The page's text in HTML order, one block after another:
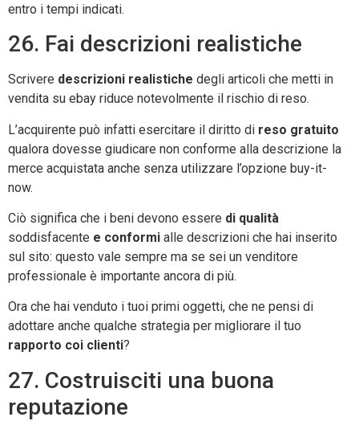
entro i tempi indicati.
26. Fai descrizioni realistiche
Scrivere descrizioni realistiche degli articoli che metti in
vendita su ebay riduce notevolmente il rischio di reso.
L’acquirente può infatti esercitare il diritto di reso gratuito
qualora dovesse giudicare non conforme alla descrizione la
merce acquistata anche senza utilizzare l’opzione buy-it-
now.
Ciò significa che i beni devono essere di qualità
soddisfacente e conformi alle descrizioni che hai inserito
sul sito: questo vale sempre ma se sei un venditore
professionale è importante ancora di più.
Ora che hai venduto i tuoi primi oggetti, che ne pensi di
adottare anche qualche strategia per migliorare il tuo
rapporto coi clienti?
27. Costruisciti una buona
reputazione